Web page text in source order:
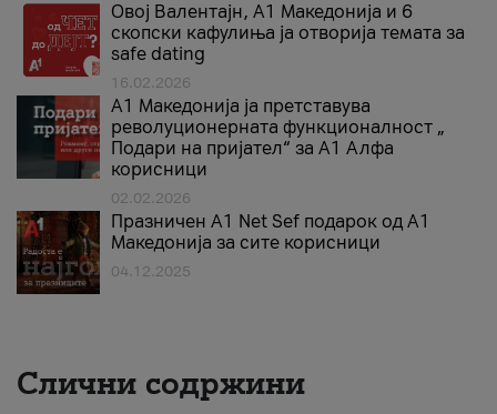
Овој Валентајн, A1 Македонија и 6
скопски кафулиња ја отворија темата за
safe dating
16.02.2026
А1 Македонија ја претставува
револуционерната функционалност „
Подари на пријател“ за А1 Алфа
корисници
02.02.2026
Празничен A1 Net Sеf подарок од А1
Македонија за сите корисници
04.12.2025
Слични содржини